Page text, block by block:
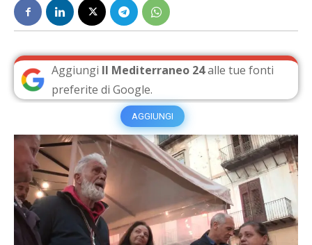
Aggiungi Il Mediterraneo 24alle tue fonti
preferite di Google.
AGGIUNGI